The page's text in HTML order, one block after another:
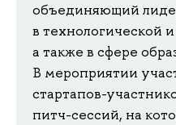
объединяющий
в технологической
а также в сфере
В мероприятии
стартапов-
питч-сессий, на